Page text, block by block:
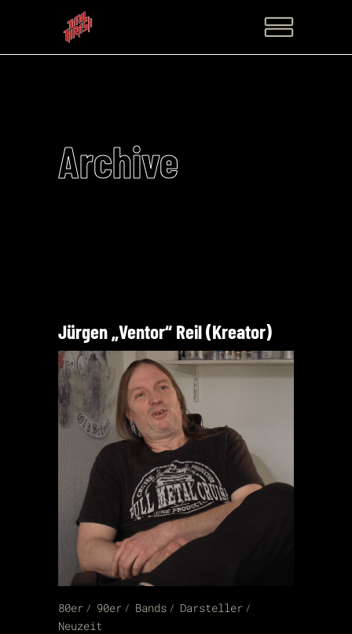
Archive
Jürgen „Ventor“ Reil (Kreator)
80er 90er Bands
Darsteller
Neuzeit